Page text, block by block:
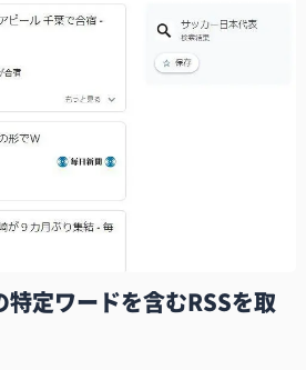
定ワードを含むRSSを取